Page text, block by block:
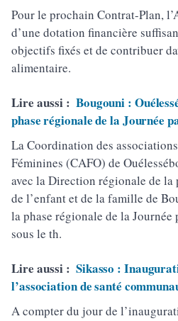
Pour le prochain Contrat-Plan,
d’une dotation financière
objectifs fixés et de contribuer
alimentaire.
Lire aussi : Bougouni :
phase régionale de la Journée
La Coordination des
Féminines (CAFO) de
avec la Direction régionale de la
de l’enfant et de la famille de
la phase régionale de la
sous le th.
Lire aussi : Sikasso :
l’association de santé
A compter du jour de